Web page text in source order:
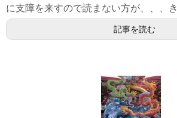
に支障を来すので読まない方が、、、き
記事を読む